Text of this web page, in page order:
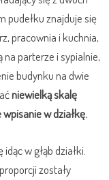
pudełku znajduje się
pracownia i kuchnia,
parterze i sypialnie,
budynku na dwie
niewielką skalę
w działkę.
w głąb działki.
zostały